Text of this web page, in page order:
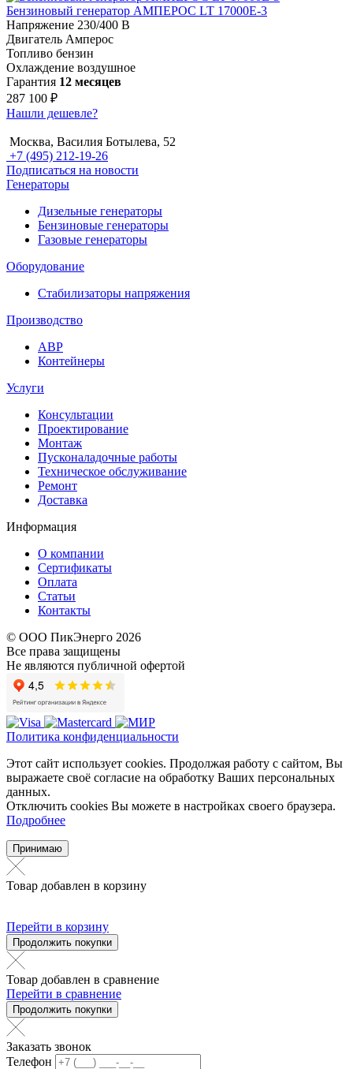
Бензиновый генератор АМПЕРОС LT 17000E-3
Напряжение 230/400 В
Двигатель Амперос
Топливо бензин
Охлаждение воздушное
Гарантия 12 месяцев
287 100 ₽
Нашли дешевле?
Москва, Василия Ботылева, 52
+7 (495) 212-19-26
Подписаться на новости
Генераторы
Дизельные генераторы
Бензиновые генераторы
Газовые генераторы
Оборудование
Стабилизаторы напряжения
Производство
АВР
Контейнеры
Услуги
Консультации
Проектирование
Монтаж
Пусконаладочные работы
Техническое обслуживание
Ремонт
Доставка
Информация
О компании
Сертификаты
Оплата
Статьи
Контакты
© ООО ПикЭнерго 2026
Все права защищены
Не являются публичной офертой
Политика конфиденциальности
Этот сайт использует cookies. Продолжая работу с сайтом, Вы
выражаете своё согласие на обработку Ваших персональных
данных.
Отключить cookies Вы можете в настройках своего браузера.
Подробнее
Принимаю
Товар добавлен в корзину
Перейти в корзину
Продолжить покупки
Товар добавлен в сравнение
Перейти в сравнение
Продолжить покупки
Заказать звонок
Телефон